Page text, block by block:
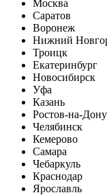
Москва
Саратов
Воронеж
Нижний
Троицк
Екатеринбург
Новосибирск
Уфа
Казань
Ростов-на-Дону
Челябинск
Кемерово
Самара
Чебаркуль
Краснодар
Ярославль